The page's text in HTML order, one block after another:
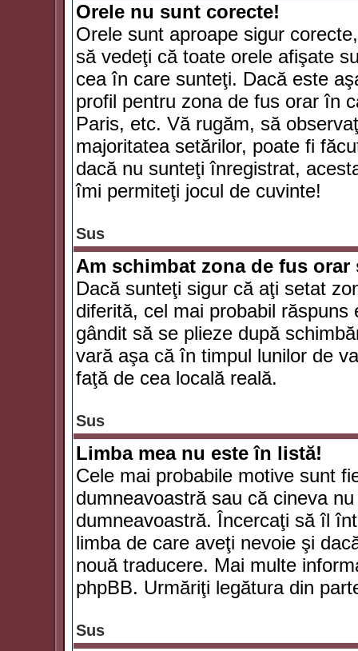
Orele nu sunt corecte!
Orele sunt aproape sigur
să vedeţi că toate orele afişate
cea în care sunteţi. Dacă este
profil pentru zona de fus orar în
Paris, etc. Vă rugăm, să
majoritatea setărilor, poate fi
dacă nu sunteţi înregistrat,
îmi permiteţi jocul de cuvinte!
Sus
Am schimbat zona de fus
Dacă sunteţi sigur că aţi setat
diferită, cel mai probabil
gândit să se plieze după
vară aşa că în timpul lunilor de
faţă de cea locală reală.
Sus
Limba mea nu este în listă!
Cele mai probabile motive sunt
dumneavoastră sau că cineva
dumneavoastră. Încercaţi să îl
limba de care aveţi nevoie şi
nouă traducere. Mai multe
phpBB. Urmăriţi legătura din
Sus